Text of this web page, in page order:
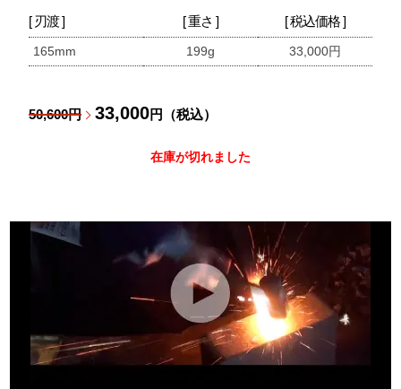
[ 刃渡 ] [ 重さ ] [ 税込価格 ]
165mm 199g 33,000円
50,600円 33,000円（税込）
在庫が切れました